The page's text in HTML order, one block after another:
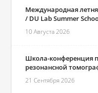
Международная
/ DU Lab Summer
10 Августа 2026
Школа-конференция
резонансной
21 Сентября 2026